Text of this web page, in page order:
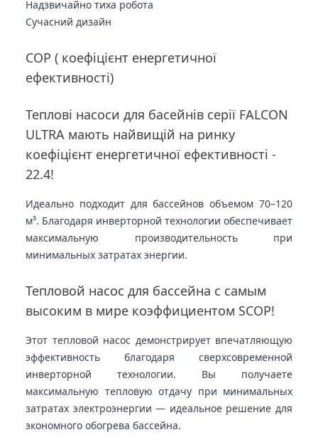
Надзвичайно тиха робота
Сучасний дизайн
COP ( коефіцієнт енергетичної
ефективності)
Теплові насоси для басейнів серії FALCON
ULTRA мають найвищій на ринку
коефіцієнт енергетичної ефективності -
22.4!
Идеально подходит для бассейнов объемом 70–120
м³. Благодаря инверторной технологии обеспечивает
максимальную производительность при
минимальных затратах энергии.
Тепловой насос для бассейна с самым
высоким в мире коэффициентом SCOP!
Этот тепловой насос демонстрирует впечатляющую
эффективность благодаря сверхсовременной
инверторной технологии. Вы получаете
максимальную тепловую отдачу при минимальных
затратах электроэнергии — идеальное решение для
экономного обогрева бассейна.